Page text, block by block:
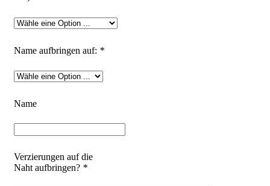
Name aufbringen auf: *
Name
Verzierungen auf die
Naht aufbringen? *